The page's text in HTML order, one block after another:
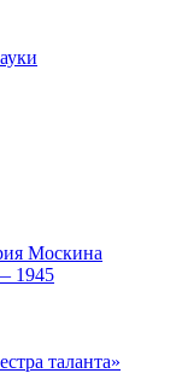
Москина
1945
таланта»